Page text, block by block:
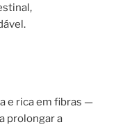
e rica em fibras —
prolongar a